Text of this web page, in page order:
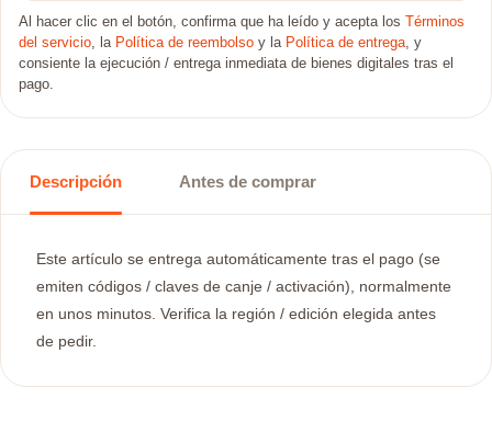
Al hacer clic en el botón, confirma que ha leído y acepta los
Términos
del servicio, la Política de reembolso y la Política de entrega, y
consiente la ejecución / entrega inmediata de bienes digitales tras el
pago.
Descripción Antes de comprar
Este artículo se entrega automáticamente tras el pago (se
emiten códigos / claves de canje / activación), normalmente
en unos minutos. Verifica la región / edición elegida antes
de pedir.